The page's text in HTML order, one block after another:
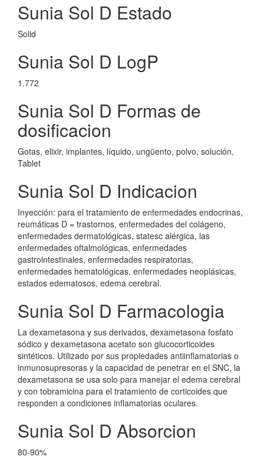
Sunia Sol D Estado
Solid
Sunia Sol D LogP
1.772
Sunia Sol D Formas de
dosificacion
Gotas, elixir, implantes, líquido, ungüento, polvo, solución,
Tablet
Sunia Sol D Indicacion
Inyección: para el tratamiento de enfermedades endocrinas,
reumáticas D = trastornos, enfermedades del colágeno,
enfermedades dermatológicas, statesc alérgica, las
enfermedades oftalmológicas, enfermedades
gastrointestinales, enfermedades respiratorias,
enfermedades hematológicas, enfermedades neoplásicas,
estados edematosos, edema cerebral.
Sunia Sol D Farmacologia
La dexametasona y sus derivados, dexametasona fosfato
sódico y dexametasona acetato son glucocorticoides
sintéticos. Utilizado por sus propiedades antiinflamatorias o
inmunosupresoras y la capacidad de penetrar en el SNC, la
dexametasona se usa solo para manejar el edema cerebral
y con tobramicina para el tratamiento de corticoides que
responden a condiciones inflamatorias oculares.
Sunia Sol D Absorcion
80-90%